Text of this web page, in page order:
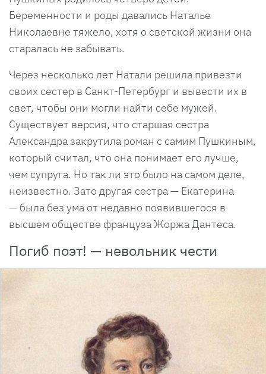
Беременности и роды давались Наталье
Николаевне тяжело, хотя о светской жизни она
старалась не забывать.
Через несколько лет Натали решила привезти
своих сестер в Санкт-Петербург и вывести их в
свет, чтобы они могли найти себе мужей.
Существует версия, что старшая сестра
Александра закрутила роман с самим Пушкиным,
который считал, что она понимает его лучше,
чем супруга. Но так ли это было на самом деле,
неизвестно. Зато другая сестра — Екатерина
— была без ума от недавно появившегося в
высшем обществе француза Жоржа Дантеса.
Погиб поэт! — невольник чести